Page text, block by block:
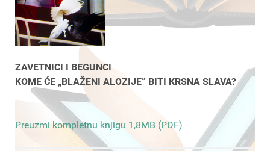
ZAVETNICI I BEGUNCI
KOME ĆE „BLAŽENI ALOZIJE” BITI KRSNA SLAVA?
Preuzmi kompletnu knjigu 1,8MB (PDF)